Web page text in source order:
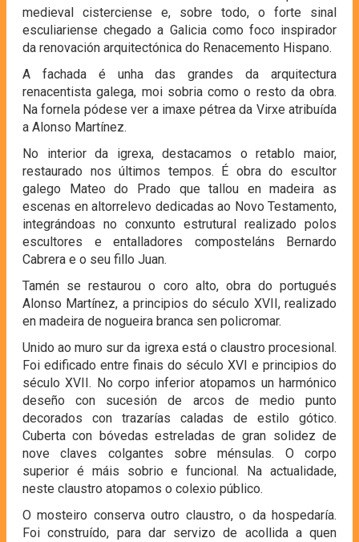
medieval cisterciense e, sobre todo, o forte sinal
esculiariense chegado a Galicia como foco inspirador
da renovación arquitectónica do Renacemento Hispano.
A fachada é unha das grandes da arquitectura
renacentista galega, moi sobria como o resto da obra.
Na fornela pódese ver a imaxe pétrea da Virxe atribuída
a Alonso Martínez.
No interior da igrexa, destacamos o retablo maior,
restaurado nos últimos tempos. É obra do escultor
galego Mateo do Prado que tallou en madeira as
escenas en altorrelevo dedicadas ao Novo Testamento,
integrándoas no conxunto estrutural realizado polos
escultores e entalladores composteláns Bernardo
Cabrera e o seu fillo Juan.
Tamén se restaurou o coro alto, obra do portugués
Alonso Martínez, a principios do século XVII, realizado
en madeira de nogueira branca sen policromar.
Unido ao muro sur da igrexa está o claustro procesional.
Foi edificado entre finais do século XVI e principios do
século XVII. No corpo inferior atopamos un harmónico
deseño con sucesión de arcos de medio punto
decorados con trazarías caladas de estilo gótico.
Cuberta con bóvedas estreladas de gran solidez de
nove claves colgantes sobre ménsulas. O corpo
superior é máis sobrio e funcional. Na actualidade,
neste claustro atopamos o colexio público.
O mosteiro conserva outro claustro, o da hospedaría.
Foi construído, para dar servizo de acollida a quen